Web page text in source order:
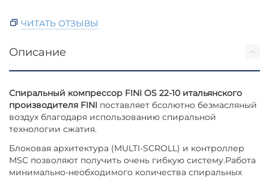
ЧИТАТЬ ОТЗЫВЫ
Описание
Спиральный компрессор FINI OS 22-10 итальянского
производителя FINI поставляет бсолютно безмасляный
воздух благодаря использованию спиральной
технологии сжатия.
Блоковая архитектура (MULTI-SCROLL) и контроллер
MSC позволяют получить очень гибкую систему.Работа
минимально-необходимого количества спиральных